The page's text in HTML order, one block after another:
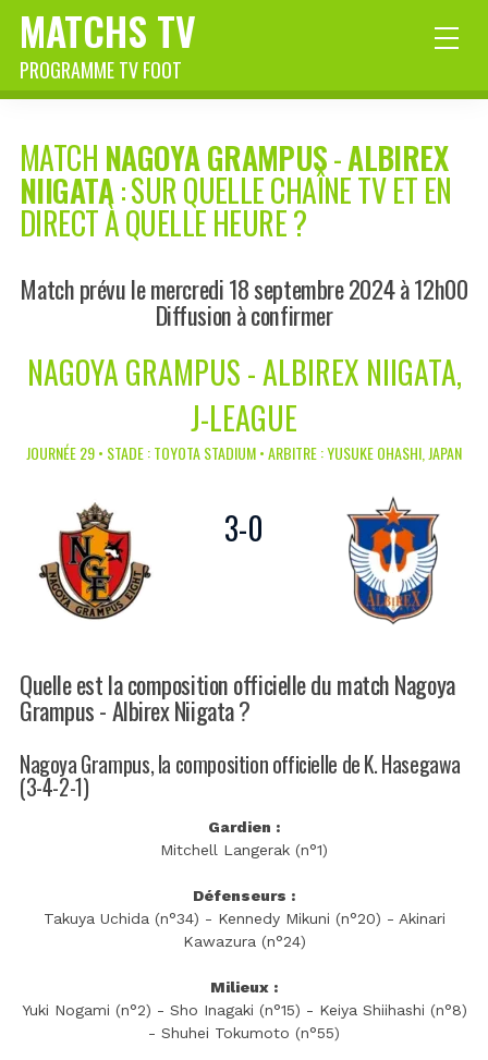
MATCHS TV
PROGRAMME TV FOOT
MATCH NAGOYA GRAMPUS-ALBIREX
NIIGATA: SUR QUELLE CHAÎNE TV ET EN
DIRECT À QUELLE HEURE ?
Match prévu le mercredi 18 septembre 2024 à 12h00
Diffusion à confirmer
NAGOYA GRAMPUS - ALBIREX NIIGATA,
J-LEAGUE
JOURNÉE 29 • STADE : TOYOTA STADIUM • ARBITRE : YUSUKE OHASHI, JAPAN
3-0
Quelle est la composition officielle du match Nagoya
Grampus - Albirex Niigata ?
Nagoya Grampus, la composition officielle de K. Hasegawa
(3-4-2-1)
Gardien :
Mitchell Langerak (n°1)
Défenseurs :
Takuya Uchida (n°34) - Kennedy Mikuni (n°20) - Akinari
Kawazura (n°24)
Milieux :
Yuki Nogami (n°2) - Sho Inagaki (n°15) - Keiya Shiihashi (n°8)
- Shuhei Tokumoto (n°55)